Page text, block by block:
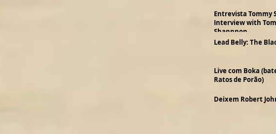
Entrevista Tommy
Interview with
Shannnon
Lead Belly: The
Live com Boka
Ratos de Porão)
Deixem Robert